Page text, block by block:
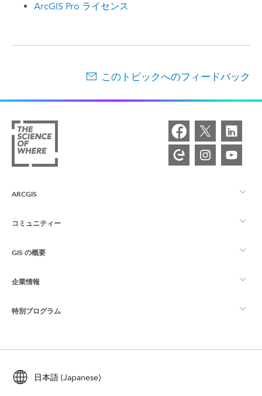
ArcGIS Pro ライセンス
このトピックへのフィードバック
ARCGIS
ArcGIS の概要
マッピング
コミュニティー
Esri Community
ArcGIS ブログ
Esri Young Professionals Network
GIS の概要
GIS とは
ロケーション インテリジェンス
トレーニング
ArcUser
企業情報
Esri について
採用情報
特別プログラム
ArcGIS for Student Use
日本語 (Japanese)